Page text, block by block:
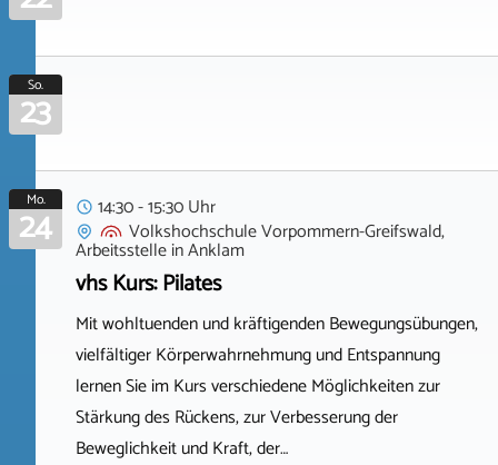
So.
23
Mo.
24
14:30 - 15:30 Uhr
Volkshochschule Vorpommern-Greifswald,
ArbeitsstelleinAnklam
vhs Kurs: Pilates
Mit wohltuenden und kräftigenden Bewegungsübungen,
vielfältiger Körperwahrnehmung und Entspannung
lernen Sie im Kurs verschiedene Möglichkeiten zur
Stärkung des Rückens, zur Verbesserung der
Beweglichkeit und Kraft, der…